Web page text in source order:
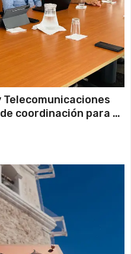
coordinación para el
en Iquique